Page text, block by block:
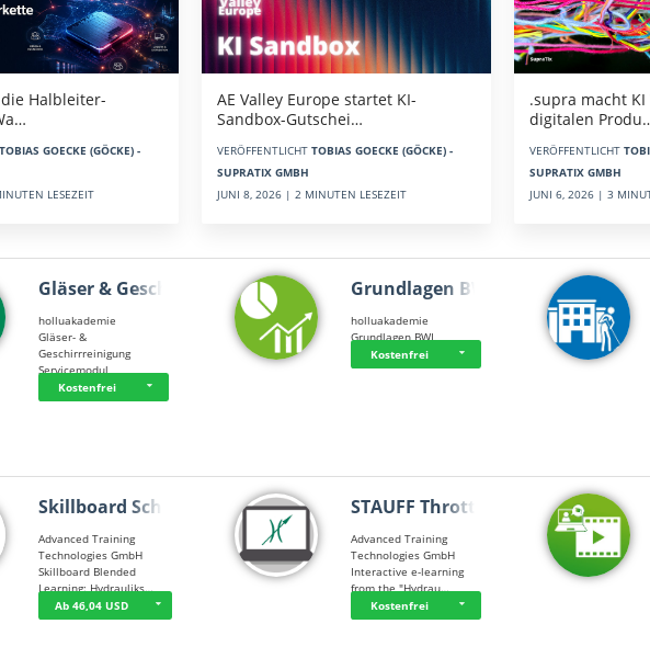
Halbleiter-
TOBIAS GOECKE (GÖCKE) -
LESEZEIT
AE Valley Europe startet KI-
Sandbox-Gutschei…
VERÖFFENTLICHT TOBIAS GOECKE (GÖCKE) -
SUPRATIX GMBH
JUNI 8, 2026 | 2 MINUTEN LESEZEIT
.supra macht KI
digitalen
VERÖFFENTLICHT
SUPRATIX GMBH
JUNI 6, 2026 | 3
Gläser & Geschi…
holluakademie
Gläser- &
Geschirrreinigung
Servicemodul
Kostenfrei
Grundlagen BWL
holluakademie
Grundlagen BWL
Kostenfrei
Skillboard Schl…
Advanced Training
Technologies GmbH
Skillboard Blended
Learning: Hydrauliks…
Ab 46,04 USD
STAUFF Throttle…
Advanced Training
Technologies GmbH
Interactive e-learning
from the "Hydrau…
Kostenfrei